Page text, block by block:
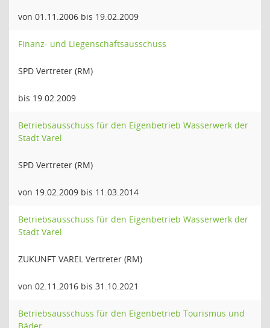
von 01.11.2006 bis 19.02.2009
Finanz- und Liegenschaftsausschuss
SPD Vertreter (RM)
bis 19.02.2009
Betriebsausschuss für den Eigenbetrieb Wasserwerk der
Stadt Varel
SPD Vertreter (RM)
von 19.02.2009 bis 11.03.2014
Betriebsausschuss für den Eigenbetrieb Wasserwerk der
Stadt Varel
ZUKUNFT VAREL Vertreter (RM)
von 02.11.2016 bis 31.10.2021
Betriebsausschuss für den Eigenbetrieb Tourismus und